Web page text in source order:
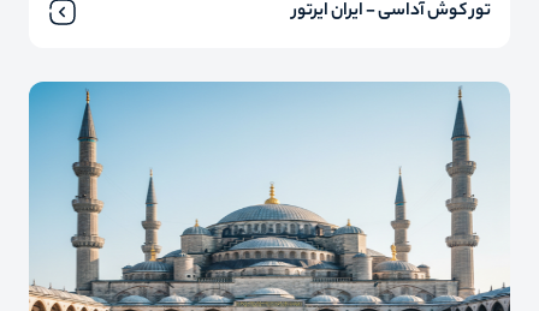
تور کوش آداسی - ایران ایرتور